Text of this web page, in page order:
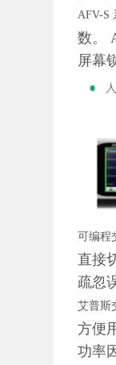
AFV-S
数。
屏幕
可编程
直接
疏忽
艾普斯
方便
功率